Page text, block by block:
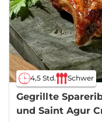
4,5 Std. Schwer
Gegrillte
und Saint Agur